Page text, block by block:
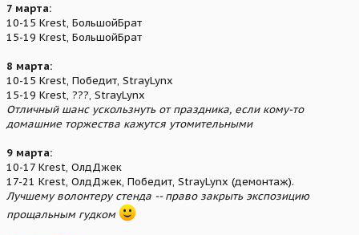
7 марта:
10-15 Krest, БольшойБрат
15-19 Krest, БольшойБрат
8 марта:
10-15 Krest, Победит, StrayLynx
15-19 Krest, ???, StrayLynx
Отличный шанс ускользнуть от праздника, если кому-то
домашние торжества кажутся утомительными
9 марта:
10-17 Krest, ОлдДжек
17-21 Krest, ОлдДжек, Победит, StrayLynx (демонтаж).
Лучшему волонтеру стенда -- право закрыть экспозицию
прощальным гудком